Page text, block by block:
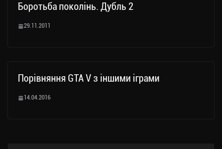
Боротьба поколінь. Дубль 2
29.11.2011
Порівняння GTA V з іншими іграми
14.04.2016